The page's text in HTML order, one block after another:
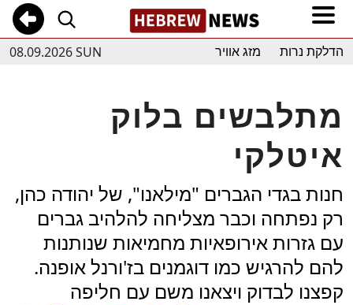
08.09.2026 SUN הדלקת נרות מזג אוויר
מתלבשים בלוק
איטלקי
חנות בגדי הגברים "מילאנו", של יהודה כהן,
רק נפתחה וכבר מצליחה להלהיב גברים
עם גזרות אירופאיות מחמיאות שנותנות
להם להרגיש כמו דוגמנים בז'ורנל אופנה.
קפצנו לבדוק ויצאנו משם עם חליפה